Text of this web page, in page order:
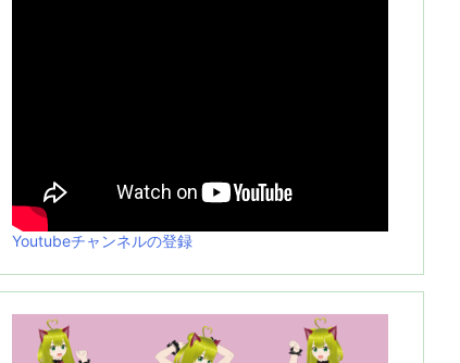
Youtubeチャンネルの登録